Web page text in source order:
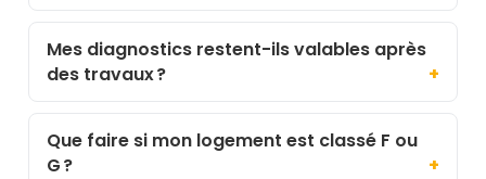
Mes diagnostics restent-ils valables après
des travaux ?
Que faire si mon logement est classé F ou
G ?